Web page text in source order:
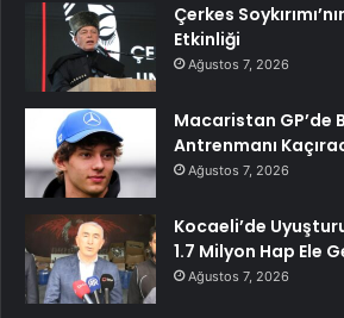
Çerkes
Etkinliği
Ağustos 7, 2026
Macaristan GP’de
Antrenmanı
Ağustos 7, 2026
Kocaeli’de
1.7 Milyon Hap Ele
Ağustos 7, 2026